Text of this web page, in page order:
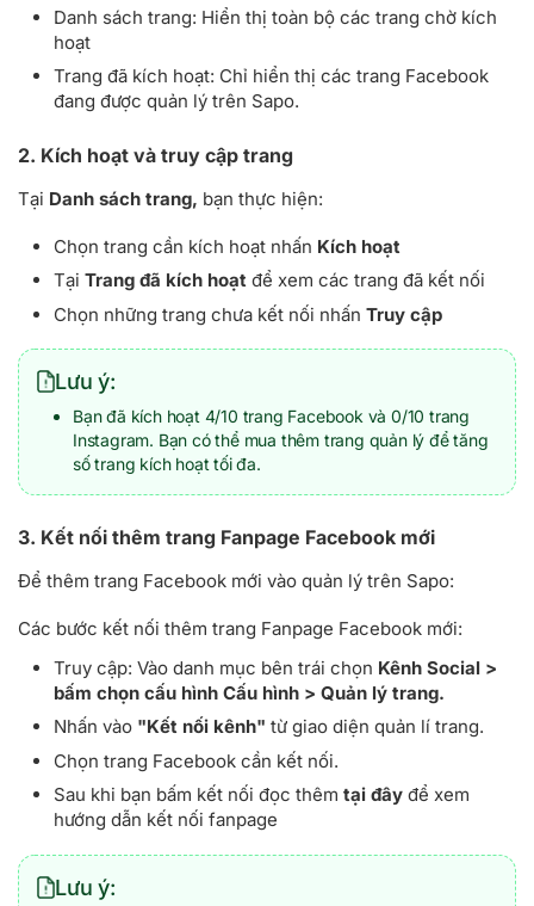
Danh sách trang: Hiển thị toàn bộ các trang chờ kích
hoạt
Trang đã kích hoạt: Chỉ hiển thị các trang Facebook
đang được quản lý trên Sapo.
2. Kích hoạt và truy cập trang
Tại Danh sách trang, bạn thực hiện:
Chọn trang cần kích hoạt nhấn Kích hoạt
Tại Trang đã kích hoạt để xem các trang đã kết nối
Chọn những trang chưa kết nối nhấn Truy cập
Lưu ý:
Bạn đã kích hoạt 4/10 trang Facebook và 0/10 trang
Instagram. Bạn có thể mua thêm trang quản lý để tăng
số trang kích hoạt tối đa.
3. Kết nối thêm trang Fanpage Facebook mới
Để thêm trang Facebook mới vào quản lý trên Sapo:
Các bước kết nối thêm trang Fanpage Facebook mới:
Truy cập: Vào danh mục bên trái chọn Kênh Social >
bấm chọn cấu hình Cấu hình > Quản lý trang.
Nhấn vào "Kết nối kênh" từ giao diện quản lí trang.
Chọn trang Facebook cần kết nối.
Sau khi bạn bấm kết nối đọc thêm tại đây để xem
hướng dẫn kết nối fanpage
Lưu ý: